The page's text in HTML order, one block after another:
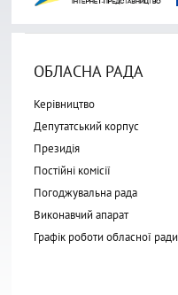
ОБЛАСНА РАДА
Керівництво
Депутатський корпус
Президія
Постійні комісії
Погоджувальна рада
Виконавчий апарат
Графік роботи обласної ради